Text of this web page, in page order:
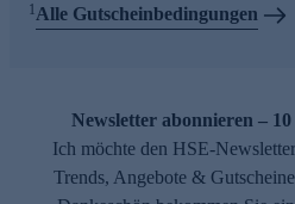
1Alle Gutscheinbedingungen
Newsletter abonnieren –
Ich möchte den HSE-
Trends, Angebote &